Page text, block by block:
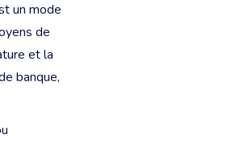
un mode
de
et la
banque,